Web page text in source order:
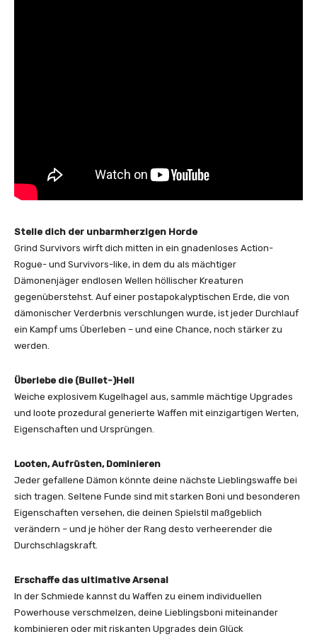
Stelle dich der unbarmherzigen Horde
Grind Survivors wirft dich mitten in ein gnadenloses Action-
Rogue- und Survivors-like, in dem du als mächtiger
Dämonenjäger endlosen Wellen höllischer Kreaturen
gegenüberstehst. Auf einer postapokalyptischen Erde, die von
dämonischer Verderbnis verschlungen wurde, ist jeder Durchlauf
ein Kampf ums Überleben – und eine Chance, noch stärker zu
werden.
Überlebe die (Bullet-)Hell
Weiche explosivem Kugelhagel aus, sammle mächtige Upgrades
und loote prozedural generierte Waffen mit einzigartigen Werten,
Eigenschaften und Ursprüngen.
Looten, Aufrüsten, Dominieren
Jeder gefallene Dämon könnte deine nächste Lieblingswaffe bei
sich tragen. Seltene Funde sind mit starken Boni und besonderen
Eigenschaften versehen, die deinen Spielstil maßgeblich
verändern – und je höher der Rang desto verheerender die
Durchschlagskraft.
Erschaffe das ultimative Arsenal
In der Schmiede kannst du Waffen zu einem individuellen
Powerhouse verschmelzen, deine Lieblingsboni miteinander
kombinieren oder mit riskanten Upgrades dein Glück